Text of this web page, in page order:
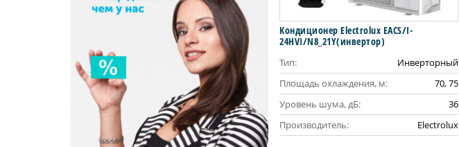
Кондиционер Electrolux EACS/I-
24HVI/N8_21Y(инвертор)
Тип:
Инверторный
Площадь охлаждения, м:
70, 75
Уровень шума, дБ:
36
Производитель:
Electrolux